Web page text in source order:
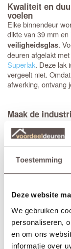
Toestemming
Deze website
We gebruiken
personaliseren,
en om ons
informatie over
Kwaliteit en
voelen
Elke binnendeur
dikte van 39 mm
veiligheidsglas.
deuren afgelakt
Superlak. Deze lak
vergeelt niet.
afwerking, ontvang
Maak de
zijn ontworpen
juiste krukgatboring.
montageset voor
ontwikkelde
maar worden op
inkepingen). De
voorkomt